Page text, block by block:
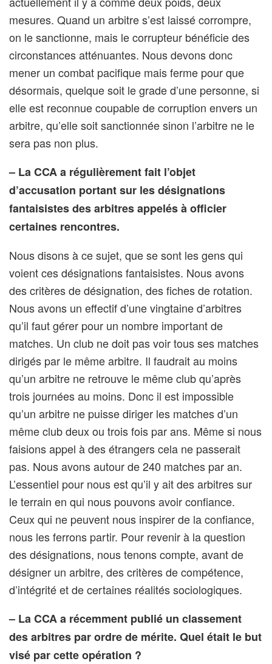
mesures. Quand un arbitre s’est laissé corrompre,
on le sanctionne, mais le corrupteur bénéficie des
circonstances atténuantes. Nous devons donc
mener un combat pacifique mais ferme pour que
désormais, quelque soit le grade d’une personne, si
elle est reconnue coupable de corruption envers un
arbitre, qu’elle soit sanctionnée sinon l’arbitre ne le
sera pas non plus.
– La CCA a régulièrement fait l’objet
d’accusation portant sur les désignations
fantaisistes des arbitres appelés à officier
certaines rencontres.
Nous disons à ce sujet, que se sont les gens qui
voient ces désignations fantaisistes. Nous avons
des critères de désignation, des fiches de rotation.
Nous avons un effectif d’une vingtaine d’arbitres
qu’il faut gérer pour un nombre important de
matches. Un club ne doit pas voir tous ses matches
dirigés par le même arbitre. Il faudrait au moins
qu’un arbitre ne retrouve le même club qu’après
trois journées au moins. Donc il est impossible
qu’un arbitre ne puisse diriger les matches d’un
même club deux ou trois fois par ans. Même si nous
faisions appel à des étrangers cela ne passerait
pas. Nous avons autour de 240 matches par an.
L’essentiel pour nous est qu’il y ait des arbitres sur
le terrain en qui nous pouvons avoir confiance.
Ceux qui ne peuvent nous inspirer de la confiance,
nous les ferrons partir. Pour revenir à la question
des désignations, nous tenons compte, avant de
désigner un arbitre, des critères de compétence,
d’intégrité et de certaines réalités sociologiques.
– La CCA a récemment publié un classement
des arbitres par ordre de mérite. Quel était le but
visé par cette opération ?